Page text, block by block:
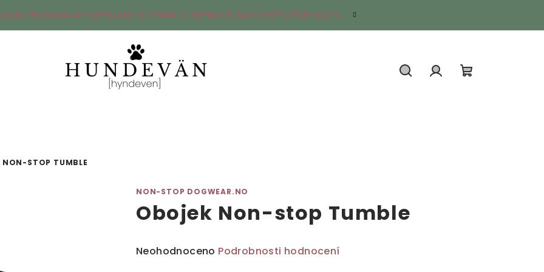
OBJEDNÁVKY ODESLÁNY 1X TÝDNĚ. V SRPNU UŽ MÁ ESHOP LETNÍ PAUZU.
NON-STOP TUMBLE
NON-STOP DOGWEAR.NO
Obojek Non-stop Tumble
Průměrné
Neohodnoceno Podrobnosti hodnocení